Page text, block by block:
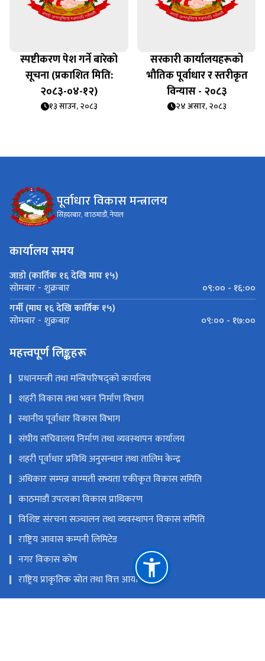
स्पष्टीकरण पेश गर्ने बारेको
सूचना (प्रकाशित मिति:
२०८३-०४-१२)
१३ साउन, २०८३
सरकारी कार्यालयहरूको
भौतिक पूर्वाधार र स्तरीकृत
विन्यास - २०८३
२४ असार, २०८३
पूर्वाधार विकास मन्त्रालय
सिंहदरबार, काठमाडौं, नेपाल
कार्यालय समय
जाडो (कार्तिक १६ देखि माघ १५)
सोमबार - शुक्रबार
०९:०० - १६:००
गर्मी (माघ १६ देखि कार्तिक १५)
सोमबार - शुक्रबार ०९:०० - १७:००
महत्त्वपूर्ण लिङ्कहरू
प्रधानमन्त्री तथा मन्त्रिपरिषद्को कार्यालय
शहरी विकास तथा भवन निर्माण विभाग
स्थानीय पूर्वाधार विकास विभाग
संघीय सचिवालय निर्माण तथा व्यवस्थापन कार्यालय
शहरी पूर्वाधार प्रविधि अनुसन्धान तथा तालिम केन्द्र
अधिकार सम्पन्न वाग्मती सभ्यता एकीकृत विकास समिति
काठमाडौं उपत्यका विकास प्राधिकरण
विशिष्ट संरचना सञ्‍चालन तथा व्यवस्थापन विकास समिति
राष्ट्रिय आवास कम्पनी लिमिटेड
नगर विकास कोष
राष्ट्रिय प्राकृतिक स्रोत तथा वित्त आयोग